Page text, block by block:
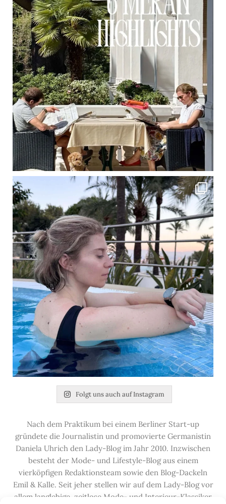
Folgt uns auch auf Instagram
Nach dem Praktikum bei einem Berliner Start-up
gründete die Journalistin und promovierte Germanistin
Daniela Uhrich den Lady-Blog im Jahr 2010. Inzwischen
besteht der Mode- und Lifestyle-Blog aus einem
vierköpfigen Redaktionsteam sowie den Blog-Dackeln
Emil & Kalle. Seit jeher stellen wir auf dem Lady-Blog vor
allem langlebige, zeitlose Mode- und Interieur-Klassiker